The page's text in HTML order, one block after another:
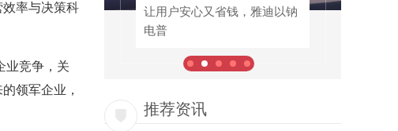
效率与决策科
竞争，关
领军企业，
际万里汇
让用户安心又省钱，雅迪以钠
电普
让用户安心又省钱，雅迪以钠
电普
推荐资讯